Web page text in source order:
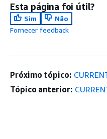
Esta página foi útil?
Sim
Não
Fornecer feedback
Próximo tópico:
Tópico anterior: